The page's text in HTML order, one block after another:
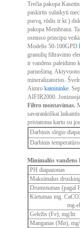
Trečia pakopa
paskirtis sulaikyti
purvą, rūdis ir kt.)
pakopa Membrana.
osmoso principu
Modelis 50-100GPD
granulių filtravimo
ir vandens paleidimo
paruošimą.
mineralizatorius.
Aimro kainininke.
AIFIR2000.
Filtro montavimas.
savarankiškai
pristatoma kartu su
Darbinis slėgio
Darbinis
Minimalūs vandens
PH diapazonas
Maksimalus
Drumstumas (pagal
Kietumas mg.
mg-ekv/
Geležis (Fe), mg/ltr.
Manganas (Mn),